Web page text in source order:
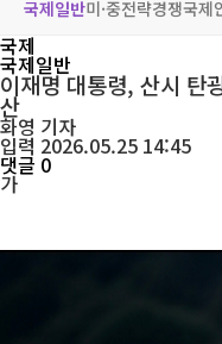
국제일반미·중전략경쟁국제
국제
국제일반
이재명 대통령, 산시
산
화영 기자
입력 2026.05.25 14:45
댓글 0
가